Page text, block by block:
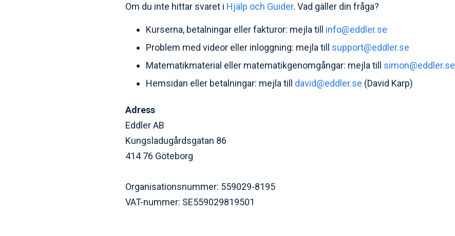
Om du inte hittar svaret i Hjälp och Guider. Vad gäller din fråga?
Kurserna, betalningar eller fakturor: mejla till info@eddler.se
Problem med videor eller inloggning: mejla till support@eddler.se
Matematikmaterial eller matematikgenomgångar: mejla till simon@eddler.se
Hemsidan eller betalningar: mejla till david@eddler.se (David Karp)
Adress
Eddler AB
Kungsladugårdsgatan 86
414 76 Göteborg
Organisationsnummer: 559029-8195
VAT-nummer: SE559029819501